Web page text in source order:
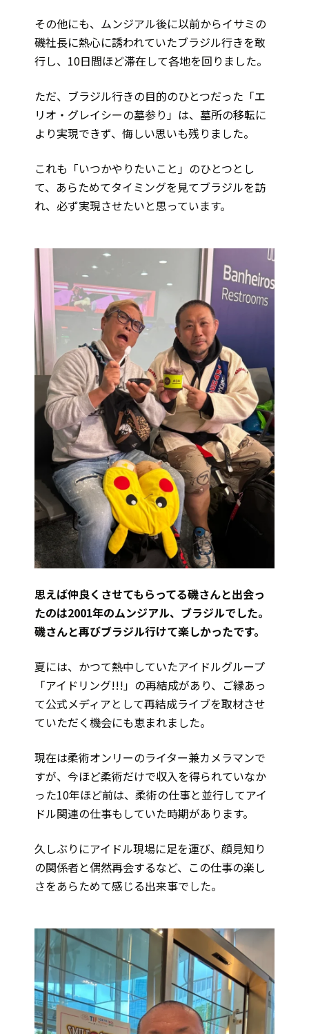
その他にも、ムンジアル後に以前からイサミの
磯社長に熱心に誘われていたブラジル行きを敢
行し、10日間ほど滞在して各地を回りました。
ただ、ブラジル行きの目的のひとつだった「エ
リオ・グレイシーの墓参り」は、墓所の移転に
より実現できず、悔しい思いも残りました。
これも「いつかやりたいこと」のひとつとし
て、あらためてタイミングを見てブラジルを訪
れ、必ず実現させたいと思っています。
思えば仲良くさせてもらってる磯さんと出会っ
たのは2001年のムンジアル、ブラジルでした。
磯さんと再びブラジル行けて楽しかったです。
夏には、かつて熱中していたアイドルグループ
「アイドリング!!!」の再結成があり、ご縁あっ
て公式メディアとして再結成ライブを取材させ
ていただく機会にも恵まれました。
現在は柔術オンリーのライター兼カメラマンで
すが、今ほど柔術だけで収入を得られていなか
った10年ほど前は、柔術の仕事と並行してアイ
ドル関連の仕事もしていた時期があります。
久しぶりにアイドル現場に足を運び、顔見知り
の関係者と偶然再会するなど、この仕事の楽し
さをあらためて感じる出来事でした。